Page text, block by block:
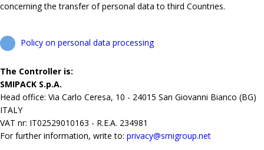
concerning the transfer of personal data to third Countries.
Policy on personal data processing
The Controller is:
SMIPACK S.p.A.
Head office: Via Carlo Ceresa, 10 - 24015 San Giovanni Bianco (BG)
ITALY
VAT nr: IT02529010163 - R.E.A. 234981
For further information, write to: privacy@smigroup.net